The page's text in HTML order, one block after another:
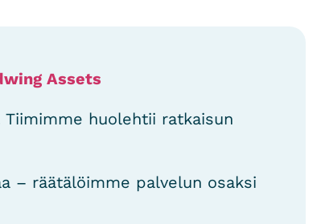
Assets
huolehtii ratkaisun
– räätälöimme palvelun osaksi